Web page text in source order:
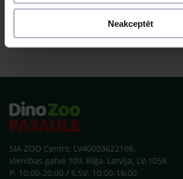
Neakceptēt
Atbild Veterinārārsts,
SIA ZOO Centrs, LV40003622166,
Vienības gatve 109, Rīga, Latvija, LV-1058.
P. 10:00-20:00 / S.SV. 10:00-16:00